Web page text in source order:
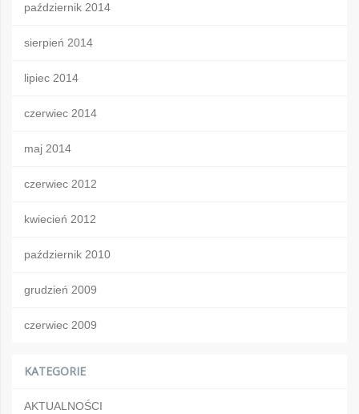
październik 2014
sierpień 2014
lipiec 2014
czerwiec 2014
maj 2014
czerwiec 2012
kwiecień 2012
październik 2010
grudzień 2009
czerwiec 2009
KATEGORIE
AKTUALNOŚCI